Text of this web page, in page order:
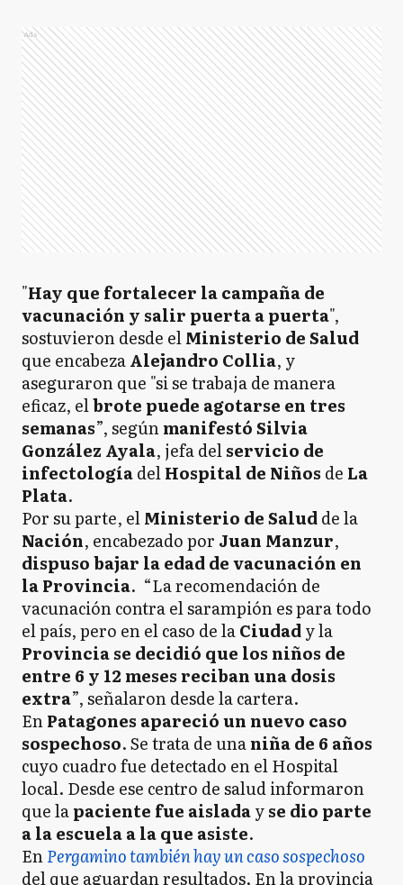
Ads
"Hay que fortalecer la campaña de
vacunación y salir puerta a puerta",
sostuvieron desde elMinisterio de Salud
que encabezaAlejandro Collia, y
aseguraron que "si se trabaja de manera
eficaz, elbrote puede agotarse en tres
semanas”, segúnmanifestó Silvia
González Ayala, jefa delservicio de
infectologíadelHospital de Niños de La
Plata.
Por su parte, elMinisterio de Saludde la
Nación, encabezado por Juan Manzur,
dispuso bajar la edad de vacunación en
la Provincia. “La recomendación de
vacunación contra el sarampión es para todo
el país, pero en el caso de laCiudady la
Provinciase decidió que los niños de
entre 6 y 12 meses reciban una dosis
extra”, señalaron desde la cartera.
EnPatagones apareció un nuevo caso
sospechoso. Se trata de unaniña de 6 años
cuyo cuadro fue detectado en el Hospital
local. Desde ese centro de salud informaron
que lapaciente fue aisladayse dio parte
a la escuela a la que asiste.
EnPergamino también hay un caso sospechoso
del que aguardan resultados. En la provincia